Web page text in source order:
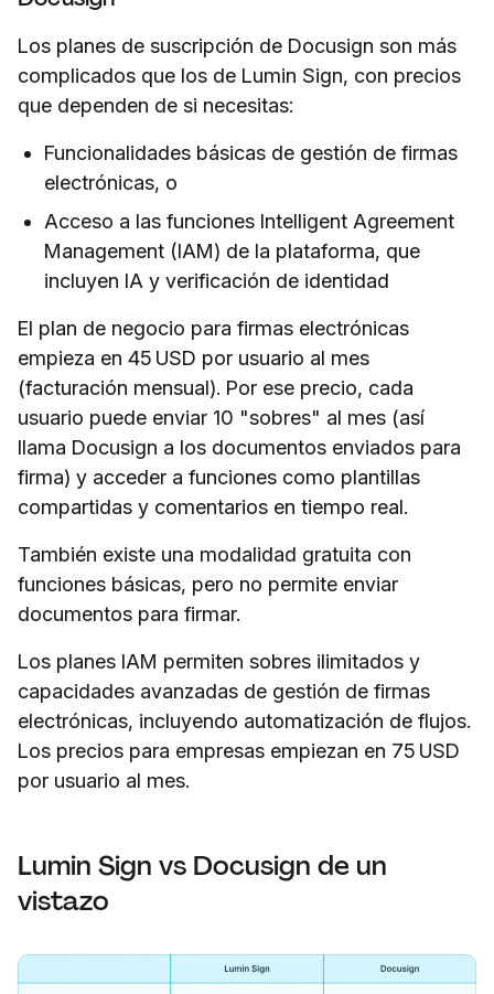
Los planes de suscripción de Docusign son más
complicados que los de Lumin Sign, con precios
que dependen de si necesitas:
Funcionalidades básicas de gestión de firmas
electrónicas, o
Acceso a las funciones Intelligent Agreement
Management (IAM) de la plataforma, que
incluyen IA y verificación de identidad
El plan de negocio para firmas electrónicas
empieza en 45 USD por usuario al mes
(facturación mensual). Por ese precio, cada
usuario puede enviar 10 "sobres" al mes (así
llama Docusign a los documentos enviados para
firma) y acceder a funciones como plantillas
compartidas y comentarios en tiempo real.
También existe una modalidad gratuita con
funciones básicas, pero no permite enviar
documentos para firmar.
Los planes IAM permiten sobres ilimitados y
capacidades avanzadas de gestión de firmas
electrónicas, incluyendo automatización de flujos.
Los precios para empresas empiezan en 75 USD
por usuario al mes.
Lumin Sign vs Docusign de un
vistazo